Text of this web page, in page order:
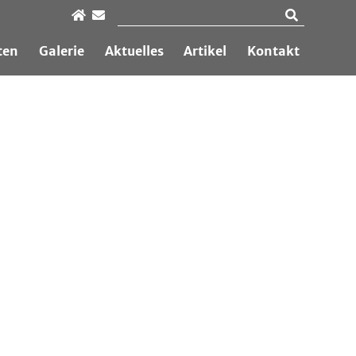
Galerie Aktuelles Artikel Kontakt